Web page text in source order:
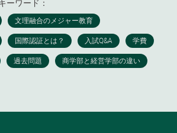
ーワード：